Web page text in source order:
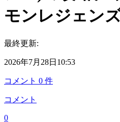
モンレジェンズ
最終更新:
2026年7月28日10:53
コメント 0 件
コメント
0